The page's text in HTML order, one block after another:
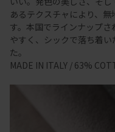
あるテクスチャにより、
す。本国でラインナップ
やすく、シックで落ち着
た。
MADE IN ITALY / 63%